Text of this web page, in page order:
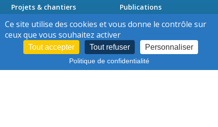
Projets & chantiers
Actualités
Jobs
Publications
Presse
Contact
Ce site utilise des cookies et vous donne le contrôle sur
ceux que vous souhaitez activer
Tout accepter Tout refuser Personnaliser
Politique de confidentialité